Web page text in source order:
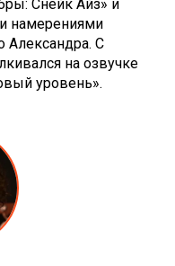
Снейк Айз» и
намерениями
Александра. С
на озвучке
уровень».